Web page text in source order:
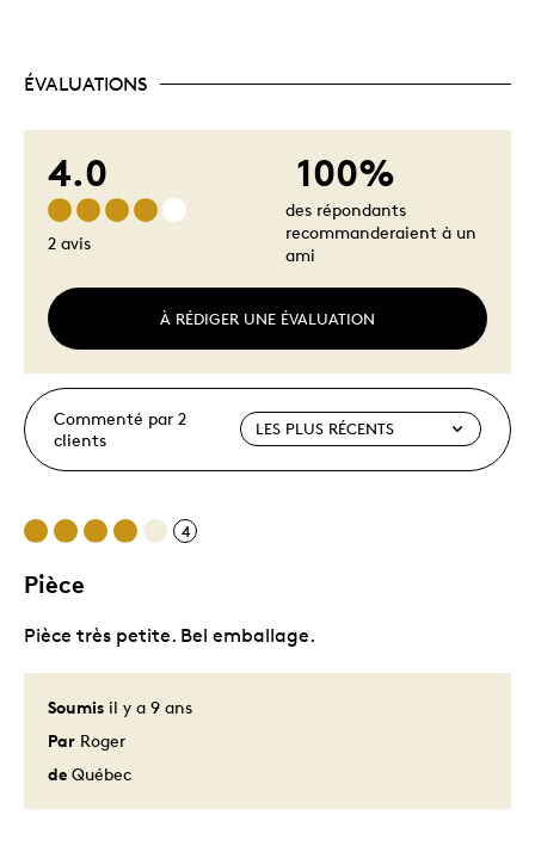
ÉVALUATIONS
4.0
2 avis
À RÉDIGER UNE ÉVALUATION
100%
des répondants
recommanderaient à un
ami
Commenté par 2
clients
4
Pièce
Soumis il y a 9 ans
Par Roger
de Québec
Pièce très petite. Bel emballage.